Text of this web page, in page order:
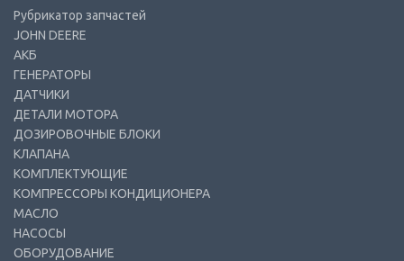
Рубрикатор запчастей
JOHN DEERE
АКБ
ГЕНЕРАТОРЫ
ДАТЧИКИ
ДЕТАЛИ МОТОРА
ДОЗИРОВОЧНЫЕ БЛОКИ
КЛАПАНА
КОМПЛЕКТУЮЩИЕ
КОМПРЕССОРЫ КОНДИЦИОНЕРА
МАСЛО
НАСОСЫ
ОБОРУДОВАНИЕ